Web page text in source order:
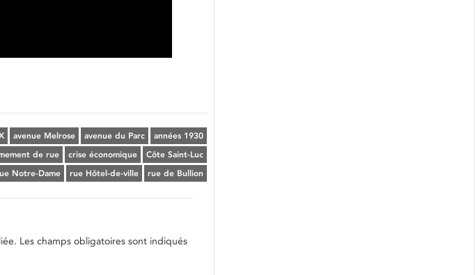
années 1930
avenue du Parc
avenue Melrose
Côte Saint-Luc
crise économique
de rue
rue de Bullion
rue Hôtel-de-ville
Notre-Dame
Les champs obligatoires sont indiqués